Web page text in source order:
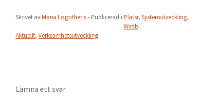
Skrivet avMaria Logothetis- Publicerad i Platsr, Systemutveckling,
Webb
Aktuellt, Verksamhetsutveckling
Lämna ett svar